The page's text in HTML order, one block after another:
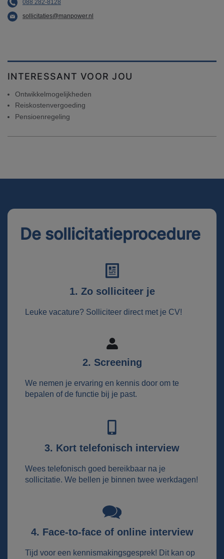
088 282-8128
sollicitaties@manpower.nl
INTERESSANT VOOR JOU
Ontwikkelmogelijkheden
Reiskostenvergoeding
Pensioenregeling
De sollicitatieprocedure
1. Zo solliciteer je
Leuke vacature? Solliciteer direct met je CV!
2. Screening
We nemen je ervaring en kennis door om te
bepalen of de functie bij je past.
3. Kort telefonisch interview
Wees telefonisch goed bereikbaar na je
sollicitatie. We bellen je binnen twee werkdagen!
4. Face-to-face of online interview
Tijd voor een kennismakingsgesprek! Dit kan op